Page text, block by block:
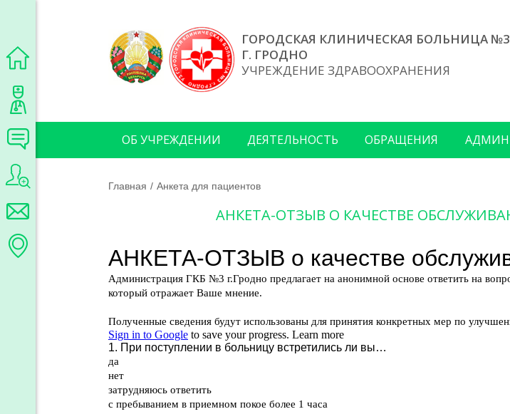
ГОРОДСКАЯ КЛИНИЧЕСКАЯ БОЛЬНИЦА №3
Г. ГРОДНО
УЧРЕЖДЕНИЕ ЗДРАВООХРАНЕНИЯ
ОБ УЧРЕЖДЕНИИ ДЕЯТЕЛЬНОСТЬ ОБРАЩЕНИЯ
Главная Анкета для пациентов
АНКЕТА-ОТЗЫВ O КАЧЕСТВЕ